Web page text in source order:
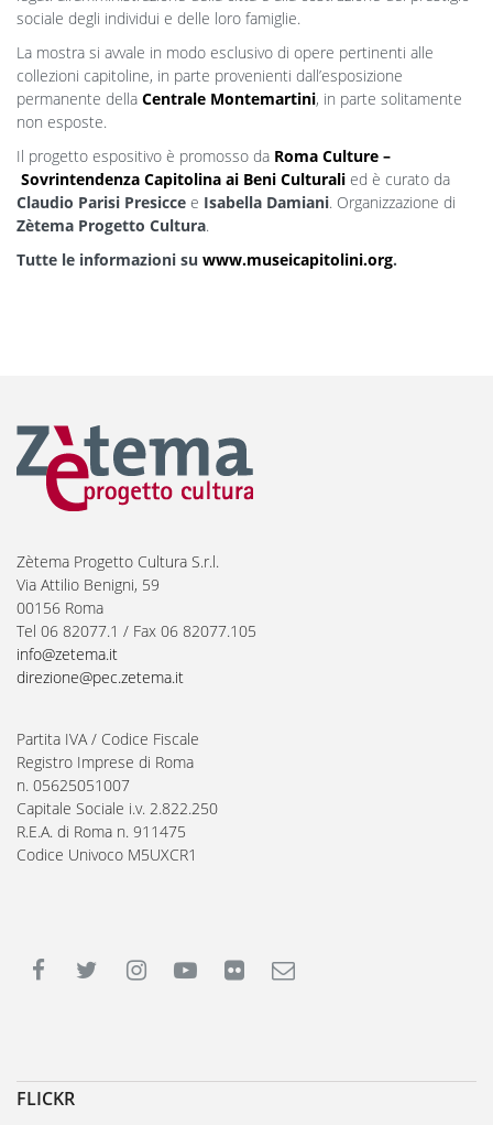
sociale degli individui e delle loro famiglie.
La mostra si avvale in modo esclusivo di opere pertinenti alle
collezioni capitoline, in parte provenienti dall’esposizione
permanente della Centrale Montemartini, in parte solitamente
non esposte.
Il progetto espositivo è promosso da Roma Culture –
Sovrintendenza Capitolina ai Beni Culturali ed è curato da
Claudio Parisi Presicce e Isabella Damiani. Organizzazione di
Zètema Progetto Cultura.
Tutte le informazioni su www.museicapitolini.org.
Zètema Progetto Cultura S.r.l.
Via Attilio Benigni, 59
00156 Roma
Tel 06 82077.1 / Fax 06 82077.105
info@zetema.it
direzione@pec.zetema.it
Partita IVA / Codice Fiscale
Registro Imprese di Roma
n. 05625051007
Capitale Sociale i.v. 2.822.250
R.E.A. di Roma n. 911475
Codice Univoco M5UXCR1
FLICKR